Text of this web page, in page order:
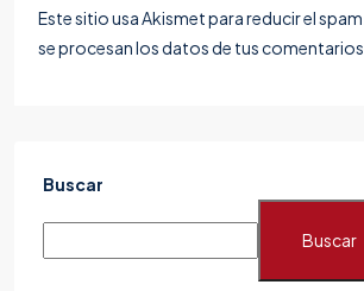
Este sitio usa Akismet para reducir el spam.
se procesan los datos de tus comentarios.
Buscar
Buscar